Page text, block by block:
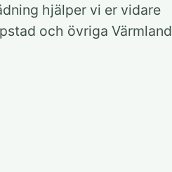
hjälper vi er vidare
och övriga Värmland